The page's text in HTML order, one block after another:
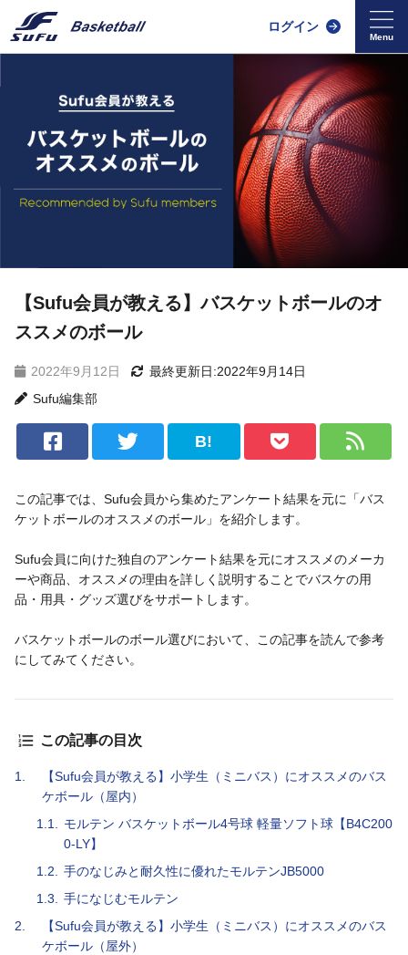
ログイン
【Sufu会員が教える】バスケットボールのオ
ススメのボール
2022年9月12日
最終更新日:2022年9月14日
Sufu編集部
B!
この記事では、Sufu会員から集めたアンケート結果を元に「バス
ケットボールのオススメのボール」を紹介します。
Sufu会員に向けた独自のアンケート結果を元にオススメのメーカ
ーや商品、オススメの理由を詳しく説明することでバスケの用
品・用具・グッズ選びをサポートします。
バスケットボールのボール選びにおいて、この記事を読んで参考
にしてみてください。
この記事の目次
1.
【Sufu会員が教える】小学生（ミニバス）にオススメのバス
ケボール（屋内）
1.1.
モルテン バスケットボール4号球 軽量ソフト球【B4C200
0-LY】
1.2.
手のなじみと耐久性に優れたモルテンJB5000
1.3.
手になじむモルテン
2.
【Sufu会員が教える】小学生（ミニバス）にオススメのバス
ケボール（屋外）